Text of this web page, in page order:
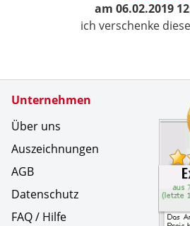
am 06.02.2019
ich verschenke
Unternehmen
Über uns
Auszeichnungen
AGB
Datenschutz
FAQ / Hilfe